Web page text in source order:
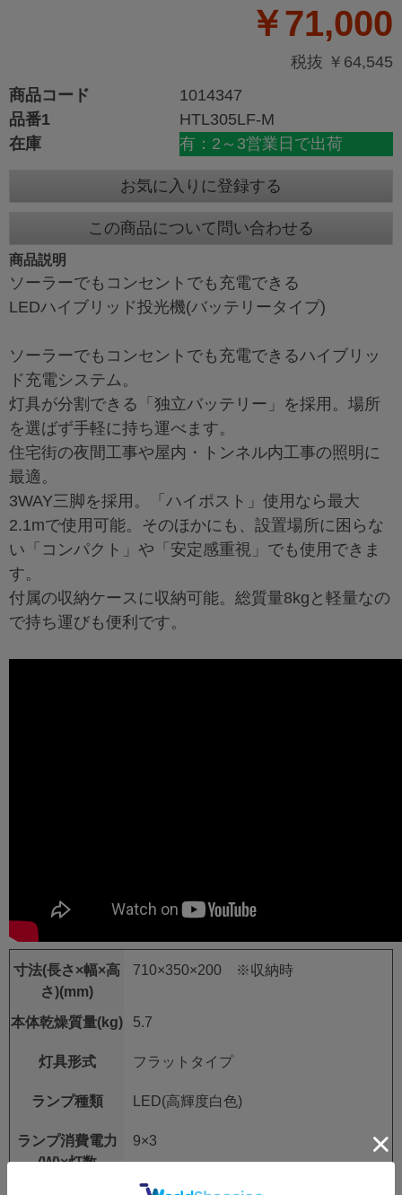
￥71,000
税抜 ￥64,545
商品コード
1014347
品番1
HTL305LF-M
在庫
有：2～3営業日で出荷
お気に入りに登録する
この商品について問い合わせる
商品説明
ソーラーでもコンセントでも充電できる
LEDハイブリッド投光機(バッテリータイプ)
ソーラーでもコンセントでも充電できるハイブリッ
ド充電システム。
灯具が分割できる「独立バッテリー」を採用。場所
を選ばず手軽に持ち運べます。
住宅街の夜間工事や屋内・トンネル内工事の照明に
最適。
3WAY三脚を採用。「ハイポスト」使用なら最大
2.1mで使用可能。そのほかにも、設置場所に困らな
い「コンパクト」や「安定感重視」でも使用できま
す。
付属の収納ケースに収納可能。総質量8kgと軽量なの
で持ち運びも便利です。
寸法(長さ×幅×高
さ)(mm)
710×350×200 ※収納時
本体乾燥質量(kg) 5.7
灯具形式 フラットタイプ
ランプ種類 LED(高輝度白色)
ランプ消費電力
(W)×灯数
9×3